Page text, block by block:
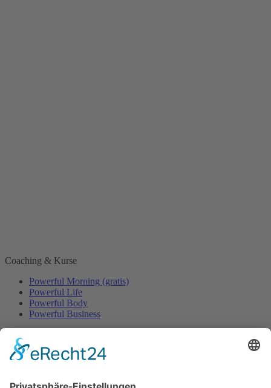
Coaching & Kurse
Powerful Morning (gratis)
Powerful Life
Powerful Body
Powerful Business
Event-Übersicht